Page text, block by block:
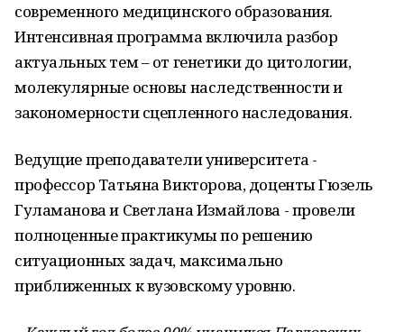
современного медицинского образования.
Интенсивная программа включила разбор
актуальных тем – от генетики до цитологии,
молекулярные основы наследственности и
закономерности сцепленного наследования.
Ведущие преподаватели университета -
профессор Татьяна Викторова, доценты Гюзель
Гуламанова и Светлана Измайлова - провели
полноценные практикумы по решению
ситуационных задач, максимально
приближенных к вузовскому уровню.